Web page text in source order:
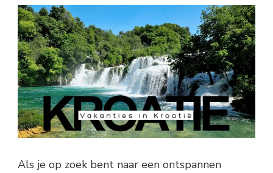
Als je op zoek bent naar een ontspannen